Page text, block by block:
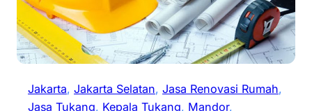
Jakarta, Jakarta Selatan, Jasa Renovasi Rumah
Jasa Tukang, Kepala Tukang, Mandor